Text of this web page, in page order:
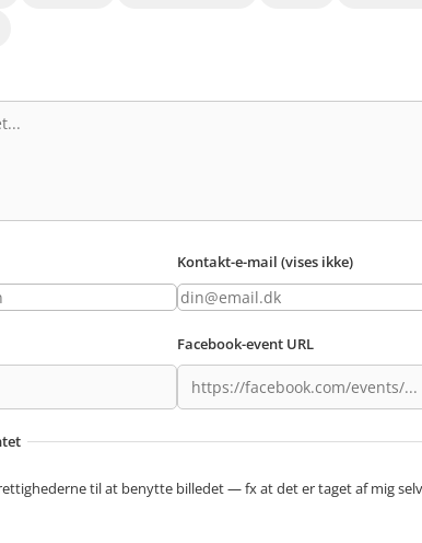
Kontakt-e-mail (vises ikke)
Facebook-event URL
til at benytte billedet — fx at det er taget af mig